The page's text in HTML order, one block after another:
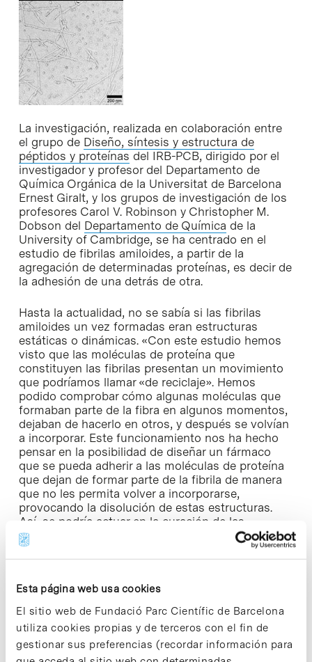
Esta página web usa cookies
El sitio web de Fundació Parc Científic de Barcelona
utiliza cookies propias y de terceros con el fin de
gestionar sus preferencias (recordar información para
La investigación, realizada en colaboración entre
el grupo de Diseño, síntesis y estructura de
péptidos y proteínas del IRB-PCB, dirigido por el
investigador y profesor del Departamento de
Química Orgánica de la Universitat de Barcelona
Ernest Giralt, y los grupos de investigación de los
profesores Carol V. Robinson y Christopher M.
Dobson del Departamento de Química de la
University of Cambridge, se ha centrado en el
estudio de fibrilas amiloides, a partir de la
agregación de determinadas proteínas, es decir de
la adhesión de una detrás de otra.
Hasta la actualidad, no se sabía si las fibrilas
amiloides un vez formadas eran estructuras
estáticas o dinámicas. «Con este estudio hemos
visto que las moléculas de proteína que
constituyen las fibrilas presentan un movimiento
que podríamos llamar «de reciclaje». Hemos
podido comprobar cómo algunas moléculas que
formaban parte de la fibra en algunos momentos,
dejaban de hacerlo en otros, y después se volvían
a incorporar. Este funcionamiento nos ha hecho
pensar en la posibilidad de diseñar un fármaco
que se pueda adherir a las moléculas de proteína
que dejan de formar parte de la fibrila de manera
que no les permita volver a incorporarse,
provocando la disolución de estas estructuras.
Así, se podría actuar en la curación de las
enfermedades en que se ven implicadas»,
comenta Giralt.
Las fibrilas amiloides, en el caso de la enfermedad
de Alzheimer, forman unas placas en los puntos
de conexión entre neuronas de tal manera que
impiden el paso de información neuronal,
desconectando áreas del cerebro que
normalmente trabajan conjuntamente. Estos